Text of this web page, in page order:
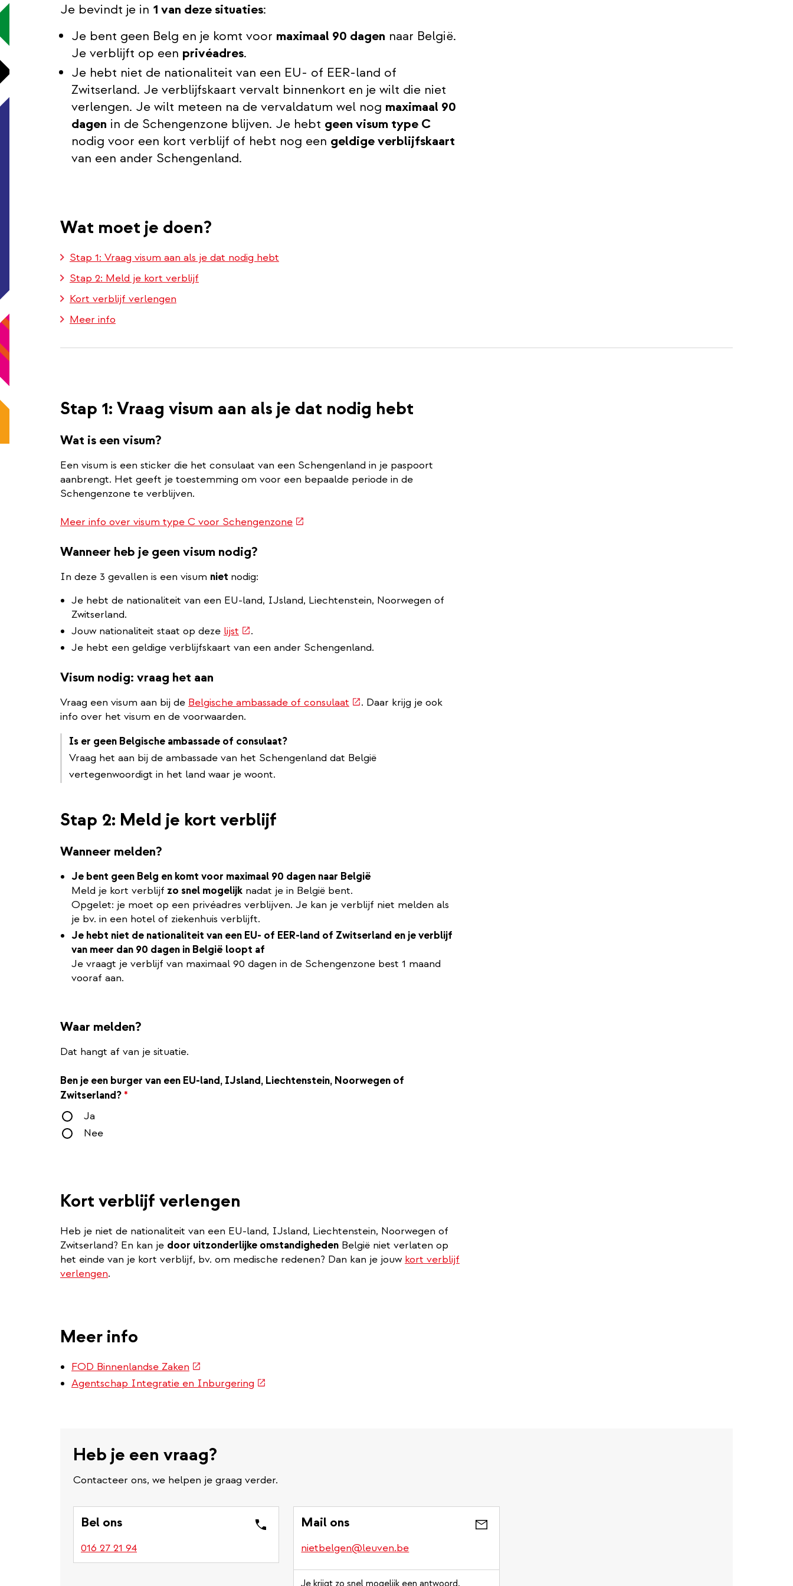
Je bevindt je in 1 van deze situaties:
Je bent geen Belg en je komt voor maximaal 90 dagen naar België.
Je verblijft op een privéadres.
Je hebt niet de nationaliteit van een EU- of EER-land of
Zwitserland. Je verblijfskaart vervalt binnenkort en je wilt die niet
verlengen. Je wilt meteen na de vervaldatum wel nog maximaal 90
dagen in de Schengenzone blijven. Je hebt geen visum type C
nodig voor een kort verblijf of hebt nog een geldige verblijfskaart
van een ander Schengenland.
Wat moet je doen?
Stap 1: Vraag visum aan als je dat nodig hebt
Stap 2: Meld je kort verblijf
Kort verblijf verlengen
Meer info
Stap 1: Vraag visum aan als je dat nodig hebt
Wat is een visum?
Een visum is een sticker die het consulaat van een Schengenland in je paspoort
aanbrengt. Het geeft je toestemming om voor een bepaalde periode in de
Schengenzone te verblijven.
Meer info over visum type C voor Schengenzone(externe
Wanneer heb je geen visum nodig?
In deze 3 gevallen is een visum niet nodig:
Je hebt de nationaliteit van een EU-land, IJsland, Liechtenstein, Noorwegen of
Zwitserland.
Jouw nationaliteit staat op deze lijst (externe
link)
.
Je hebt een geldige verblijfskaart van een ander Schengenland.
Visum nodig: vraag het aan
Vraag een visum aan bij de Belgische ambassade of consulaat (externe
. Daar krijg je ook
info over het visum en de voorwaarden.
Is er geen Belgische ambassade of consulaat?
Vraag het aan bij de ambassade van het Schengenland dat België
vertegenwoordigt in het land waar je woont.
Stap 2: Meld je kort verblijf
Wanneer melden?
Je bent geen Belg en komt voor maximaal 90 dagen naar België
Meld je kort verblijf zo snel mogelijk nadat je in België bent.
Opgelet: je moet op een privéadres verblijven. Je kan je verblijf niet melden als
je bv. in een hotel of ziekenhuis verblijft.
Je hebt niet de nationaliteit van een EU- of EER-land of Zwitserland en je verblijf
van meer dan 90 dagen in België loopt af
Je vraagt je verblijf van maximaal 90 dagen in de Schengenzone best 1 maand
vooraf aan.
Waar melden?
Dat hangt af van je situatie.
Ben je een burger van een EU-land, IJsland, Liechtenstein, Noorwegen of
Zwitserland? *
Ja
Nee
Kort verblijf verlengen
Heb je niet de nationaliteit van een EU-land, IJsland, Liechtenstein, Noorwegen of
Zwitserland? En kan je door uitzonderlijke omstandigheden België niet verlaten op
het einde van je kort verblijf, bv. om medische redenen? Dan kan je jouw kort verblijf
verlengen.
Meer info
FOD Binnenlandse Zaken (externe
link)
Agentschap Integratie en Inburgering (externe
Heb je een vraag?
Contacteer ons, we helpen je graag verder.
Bel ons
016 27 21 94
Mail ons
nietbelgen@leuven.be
Je krijgt zo snel mogelijk een antwoord.